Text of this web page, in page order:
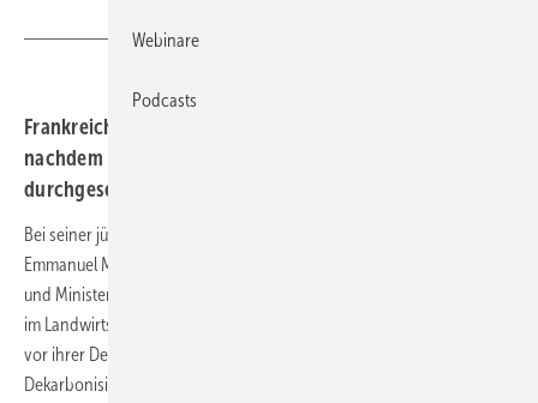
Frankreichs Energieministerin wechselt Ressort,
nachdem sie einen nuklearen Klimaschutzweg bis 2035
durchgesetzt hat.
Bei seiner jüngsten Regierungsumbildung hat Frankreichs Präsident
Emmanuel Macron das Energiewendeministerium wieder abgeschafft
und Ministerin Agnès Pannier-Runacher im Februar als Beigeordnete
im Landwirtschaftsministerium untergebracht. Sie hinterlässt ein kurz
vor ihrer Demission noch von ihr fertiggestelltes Programm zur
Dekarbonisierung der Energieversorgung, das die Atomenergie auf
Webinare
Podcasts